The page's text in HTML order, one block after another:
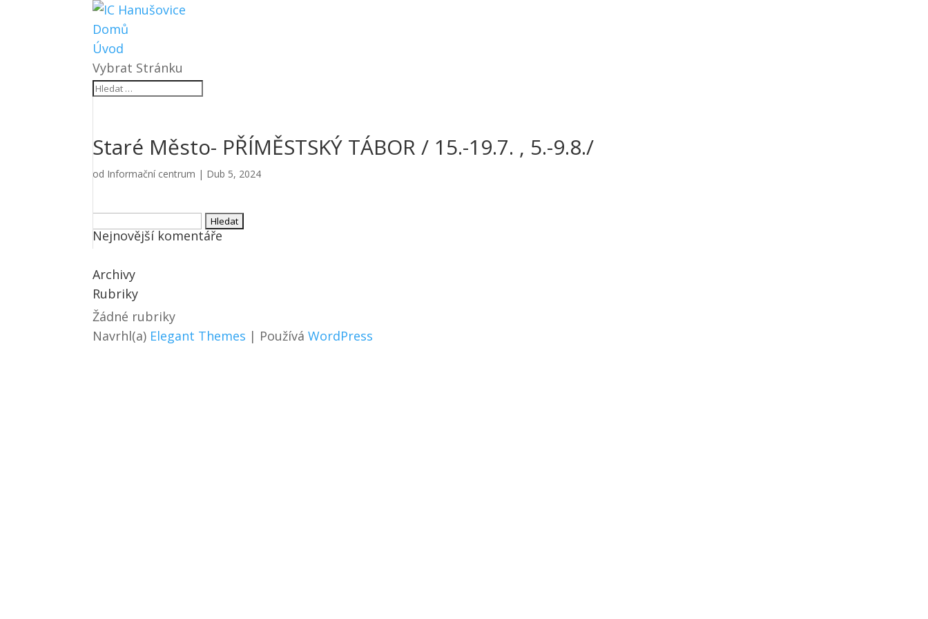
Domů
Úvod
Vybrat Stránku
Staré Město- PŘÍMĚSTSKÝ TÁBOR / 15.-19.7. , 5.-9.8./
od Informační centrum | Dub 5, 2024
Vyhledávání
Nejnovější komentáře
Archivy
Rubriky
Žádné rubriky
Navrhl(a) Elegant Themes | PoužíváWordPress